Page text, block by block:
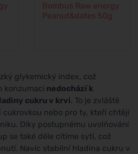
Bombus Raw energy
Peanut&dates 50g
glykemický index, což
konzumaci nedochází k
cukru v krvi. To je zvláště
nebo pro ty, kteří chtějí
Díky postupnému uvolňování
se také déle cítíme sytí, což
Navíc stabilní hladina cukru v